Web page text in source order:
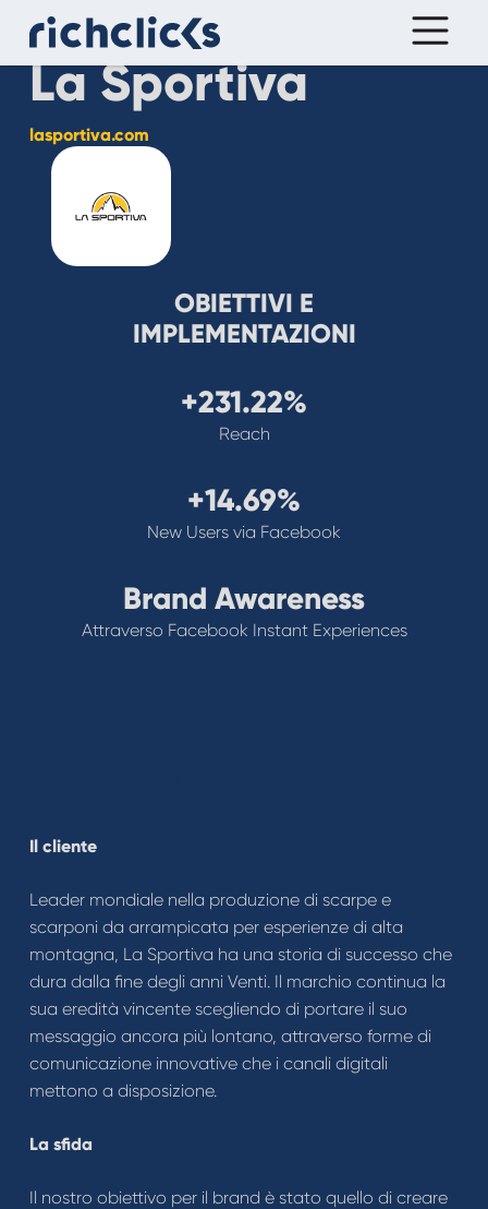
La Sportiva
lasportiva.com
Il cliente
Leader mondiale nella produzione di scarpe e
scarponi da arrampicata per esperienze di alta
montagna, La Sportiva ha una storia di successo che
dura dalla fine degli anni Venti. Il marchio continua la
sua eredità vincente scegliendo di portare il suo
messaggio ancora più lontano, attraverso forme di
comunicazione innovative che i canali digitali
mettono a disposizione.
La sfida
Il nostro obiettivo per il brand è stato quello di creare
OBIETTIVI E
IMPLEMENTAZIONI
+231.22%
Reach
+14.69%
New Users via Facebook
Brand Awareness
Attraverso Facebook Instant Experiences